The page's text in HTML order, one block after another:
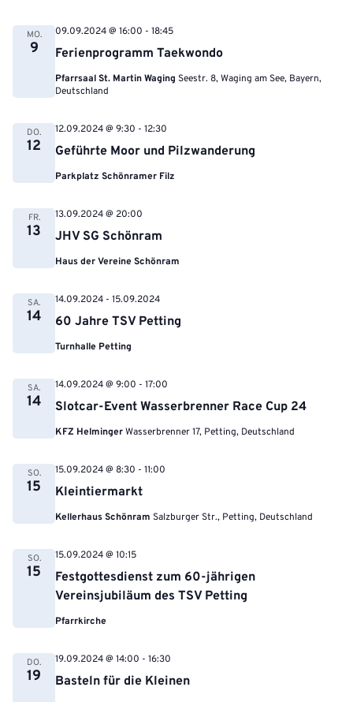
MO.
9 Ferienprogramm Taekwondo
09.09.2024 @ 16:00 - 18:45
Pfarrsaal St. Martin Waging Seestr. 8, Waging am See, Bayern,
Deutschland
DO.
12 Geführte Moor und Pilzwanderung
12.09.2024 @ 9:30 - 12:30
Parkplatz Schönramer Filz
FR.
13 JHV SG Schönram
13.09.2024 @ 20:00
Haus der Vereine Schönram
SA.
14 60 Jahre TSV Petting
14.09.2024 - 15.09.2024
Turnhalle Petting
SA.
14 Slotcar-Event Wasserbrenner Race Cup 24
14.09.2024 @ 9:00 - 17:00
KFZ HelmingerWasserbrenner 17, Petting, Deutschland
SO.
15 Kleintiermarkt
15.09.2024 @ 8:30 - 11:00
Kellerhaus Schönram Salzburger Str., Petting, Deutschland
SO.
15
Festgottesdienst zum 60-jährigen
Vereinsjubiläum des TSV Petting
15.09.2024 @ 10:15
Pfarrkirche
DO.
19 Basteln für die Kleinen
19.09.2024 @ 14:00 - 16:30